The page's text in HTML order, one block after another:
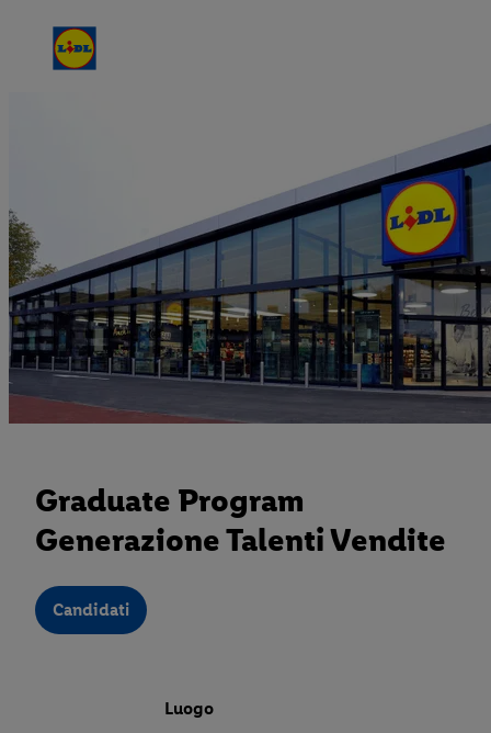
Graduate Program
Generazione Talenti Vendite
Candidati
Luogo